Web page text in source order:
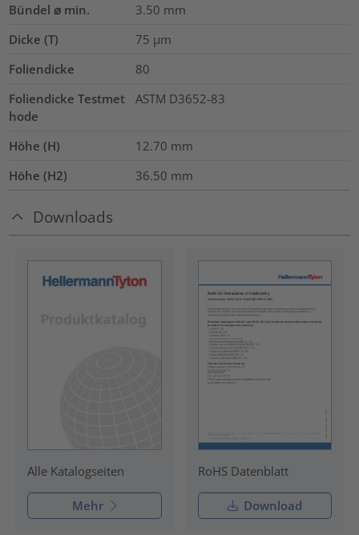
Bündel ⌀ min.
3.50 mm
Dicke (T)
75 µm
Foliendicke
80
Foliendicke Testmet
hode
ASTM D3652-83
Höhe (H) 12.70 mm
Höhe (H2)
36.50 mm
Downloads
Alle Katalogseiten
Mehr
RoHS Datenblatt
Download